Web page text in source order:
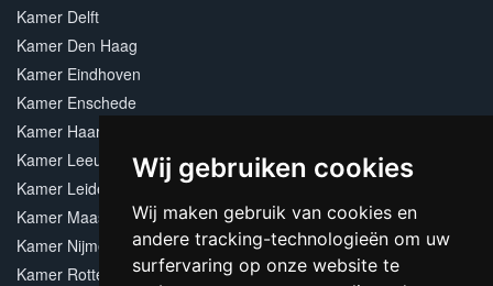
Wij gebruiken cookies
Wij maken gebruik van cookies en
andere tracking-technologieën om uw
surfervaring op onze website te
Kamer Delft
Kamer Den Haag
Kamer Eindhoven
Kamer Enschede
Kamer Haarlem
Kamer Leeuwarden
Kamer Leiden
Kamer Maastricht
Kamer Nijmegen
Kamer Rotterdam